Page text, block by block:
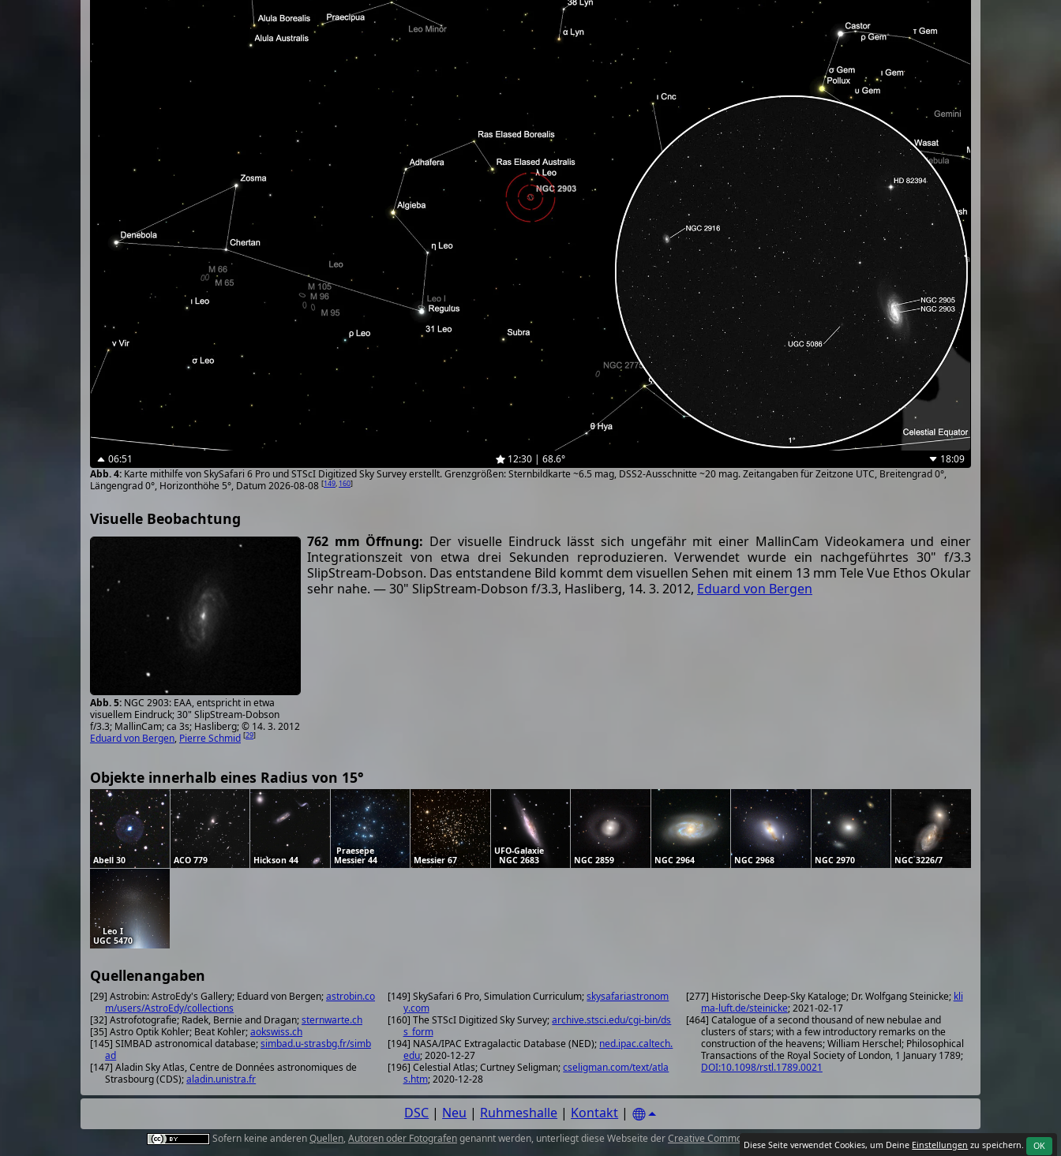
06:51 12:30 | 68.6°
18:09
Karte mithilfe von SkySafari 6 Pro und STScI Digitized Sky Survey erstellt. Grenzgrößen: Sternbildkarte ~6.5 mag, DSS2-Ausschnitte ~20 mag. Zeitangaben für Zeitzone UTC, Breitengrad 0°,
Längengrad 0°, Horizonthöhe 5°, Datum 2026-08-08 [149, 160]
Visuelle Beobachtung
NGC 2903: EAA, entspricht in etwa
visuellem Eindruck; 30" SlipStream-Dobson
f/3.3; MallinCam; ca 3s; Hasliberg; © 14. 3. 2012
Eduard von Bergen, Pierre Schmid [29]
762 mm Öffnung: Der visuelle Eindruck lässt sich ungefähr mit einer MallinCam Videokamera und einer
Integrationszeit von etwa drei Sekunden reproduzieren. Verwendet wurde ein nachgeführtes 30" f/3.3
SlipStream-Dobson. Das entstandene Bild kommt dem visuellen Sehen mit einem 13 mm Tele Vue Ethos Okular
sehr nahe. — 30" SlipStream-Dobson f/3.3, Hasliberg, 14. 3. 2012, Eduard von Bergen
Objekte innerhalb eines Radius von 15°
Abell 30 ACO 779 Hickson 44
Praesepe
Messier 44
Messier 67
UFO-Galaxie
NGC 2683
NGC 2859 NGC 2964 NGC 2968 NGC 2970 NGC 3226/7
Leo I
UGC 5470
Quellenangaben
[29] Astrobin: AstroEdy's Gallery; Eduard von Bergen;astrobin.co
m/users/AstroEdy/collections
[32] Astrofotografie; Radek, Bernie and Dragan;sternwarte.ch
[35] Astro Optik Kohler; Beat Kohler;aokswiss.ch
[145] SIMBAD astronomical database;simbad.u-strasbg.fr/simb
ad
[147] Aladin Sky Atlas, Centre de Données astronomiques de
Strasbourg (CDS);aladin.unistra.fr
[149] SkySafari 6 Pro, Simulation Curriculum;skysafariastronom
y.com
[160] The STScI Digitized Sky Survey;archive.stsci.edu/cgi-bin/ds
s_form
[194] NASA/IPAC Extragalactic Database (NED); ned.ipac.caltech.
edu; 2020-12-27
[196] Celestial Atlas; Curtney Seligman;cseligman.com/text/atla
s.htm; 2020-12-28
[277] Historische Deep-Sky Kataloge; Dr. Wolfgang Steinicke; kli
ma-luft.de/steinicke; 2021-02-17
[464] Catalogue of a second thousand of new nebulae and
clusters of stars; with a few introductory remarks on the
construction of the heavens; William Herschel; Philosophical
Transactions of the Royal Society of London, 1 January 1789;
DOI:10.1098/rstl.1789.0021
DSC | Neu | Ruhmeshalle | Kontakt |
Sofern keine anderenQuellen, Autoren oder Fotografengenannt werden, unterliegt diese Webseite derCreative Commons Attribution 4.0 International License
Diese Seite verwendet Cookies, um Deine Einstellungen zu speichern. OK